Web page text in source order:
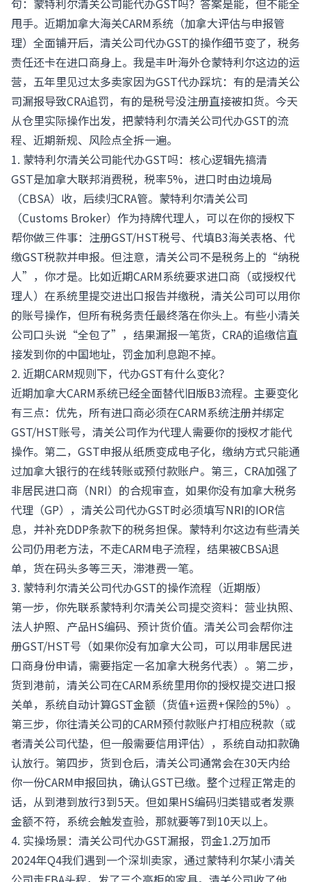
句：蒙特利尔清关公司能代办GST吗？答案是能，但不能全
甩手。近期加拿大海关CARM系统（加拿大评估与申报管
理）全面铺开后，清关公司代办GST的操作细节变了，税务
责任还卡在进口商身上。我是丰叶海外仓蒙特利尔这边的运
营，五年里见过太多卖家因为GST代办踩坑：有的是清关公
司漏报导致CRA追罚，有的是税号没注册直接被扣货。今天
从仓里实际操作出发，把蒙特利尔清关公司代办GST的流
程、近期新规、风险点全拆一遍。
1. 蒙特利尔清关公司能代办GST吗：核心逻辑先搞清
GST是加拿大联邦消费税，税率5%，进口时由边境局
（CBSA）收，后续归CRA管。蒙特利尔清关公司
（Customs Broker）作为持牌代理人，可以在你的授权下
帮你做三件事：注册GST/HST税号、代填B3海关表格、代
缴GST税款并申报。但注意，清关公司不是税务上的“纳税
人”，你才是。比如近期CARM系统要求进口商（或授权代
理人）在系统里提交进出口报告并缴税，清关公司可以用你
的账号操作，但所有税务责任最终落在你头上。有些小清关
公司口头说“全包了”，结果漏报一笔货，CRA的追缴信直
接发到你的中国地址，罚金加利息跑不掉。
2. 近期CARM规则下，代办GST有什么变化？
近期加拿大CARM系统已经全面替代旧版B3流程。主要变化
有三点：优先，所有进口商必须在CARM系统注册并绑定
GST/HST账号，清关公司作为代理人需要你的授权才能代
操作。第二，GST申报从纸质变成电子化，缴纳方式只能通
过加拿大银行的在线转账或预付款账户。第三，CRA加强了
非居民进口商（NRI）的合规审查，如果你没有加拿大税务
代理（GP），清关公司代办GST时必须填写NRI的IOR信
息，并补充DDP条款下的税务担保。蒙特利尔这边有些清关
公司仍用老方法，不走CARM电子流程，结果被CBSA退
单，货在码头多等三天，滞港费一笔。
3. 蒙特利尔清关公司代办GST的操作流程（近期版）
第一步，你先联系蒙特利尔清关公司提交资料：营业执照、
法人护照、产品HS编码、预计货价值。清关公司会帮你注
册GST/HST号（如果你没有加拿大公司，可以用非居民进
口商身份申请，需要指定一名加拿大税务代表）。第二步，
货到港前，清关公司在CARM系统里用你的授权提交进口报
关单，系统自动计算GST金额（货值+运费+保险的5%）。
第三步，你往清关公司的CARM预付款账户打相应税款（或
者清关公司代垫，但一般需要信用评估），系统自动扣款确
认放行。第四步，货到仓后，清关公司通常会在30天内给
你一份CARM申报回执，确认GST已缴。整个过程正常走的
话，从到港到放行3到5天。但如果HS编码归类错或者发票
金额不符，系统会触发查验，那就要等7到10天以上。
4. 实操场景：清关公司代办GST漏报，罚金1.2万加币
2024年Q4我们遇到一个深圳卖家，通过蒙特利尔某小清关